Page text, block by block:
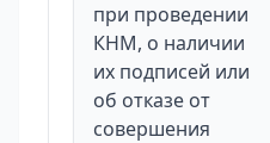
при проведении
КНМ, о наличии
их подписей или
об отказе от
совершения